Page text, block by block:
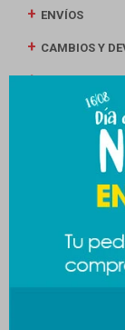
ENVÍOS
CAMBIOS Y